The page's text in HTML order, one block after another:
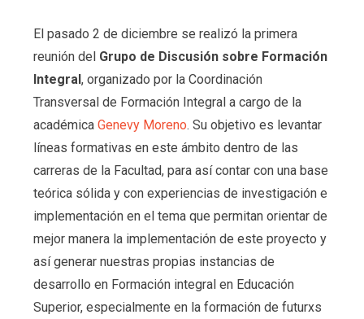
El pasado 2 de diciembre se realizó la primera
reunión del Grupo de Discusión sobre Formación
Integral , organizado por la Coordinación
Transversal de Formación Integral a cargo de la
académica Genevy Moreno. Su objetivo es levantar
líneas formativas en este ámbito dentro de las
carreras de la Facultad, para así contar con una base
teórica sólida y con experiencias de investigación e
implementación en el tema que permitan orientar de
mejor manera la implementación de este proyecto y
así generar nuestras propias instancias de
desarrollo en Formación integral en Educación
Superior, especialmente en la formación de futurxs